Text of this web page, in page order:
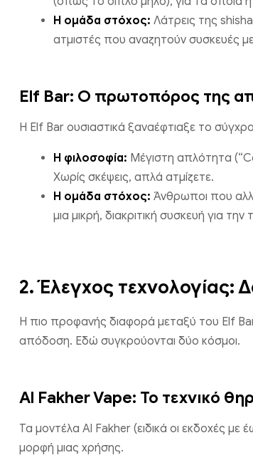
Η ομάδα στόχος: Λάτρεις της
ατμιστές που αναζητούν συσκευές με
Elf Bar: Ο πρωτοπόρος της
Η Elf Bar ουσιαστικά ξαναέφτιαξε το
Η φιλοσοφία: Μέγιστη απλότητα
Χωρίς σκέψεις, απλά ατμίζετε.
Η ομάδα στόχος: Άνθρωποι που
μια μικρή, διακριτική συσκευή για
2. Έλεγχος τεχνολογίας:
Η πιο προφανής διαφορά μεταξύ του Elf
απόδοση. Εδώ συγκρούονται δύο κόσμοι.
Al Fakher Vape: Το τεχνικό
Τα μοντέλα Al Fakher (ειδικά οι εκδοχές με
μορφή μιας χρήσης.